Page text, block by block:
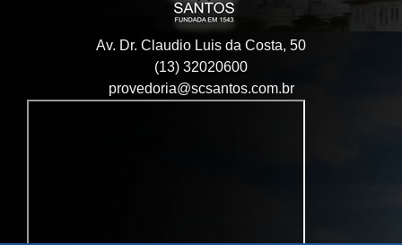
Av. Dr. Claudio Luis da Costa, 50
(13) 32020600
provedoria@scsantos.com.br